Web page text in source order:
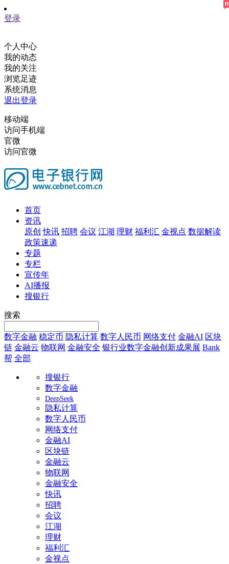
登录
个人中心
我的动态
我的关注
浏览足迹
系统消息
退出登录
移动端
访问手机端
官微
访问官微
首页
资讯
原创 快讯 招聘 会议 江湖 理财 福利汇 金视点 数据解读
政策速递
专题
专栏
宣传年
AI播报
搜银行
搜索
数字金融 稳定币 隐私计算 数字人民币 网络支付 金融AI 区块
链 金融云 物联网 金融安全 银行业数字金融创新成果展 Bank
帮 全部
搜银行
数字金融
DeepSeek
隐私计算
数字人民币
网络支付
金融AI
区块链
金融云
物联网
金融安全
快讯
招聘
会议
江湖
理财
福利汇
金视点